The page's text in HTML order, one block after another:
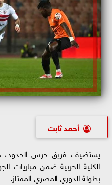
أحمد ثابت
يستضيف فريق حرس الحدود،
الكلية الحربية ضمن مباريات
بطولة الدوري المصري الممتاز.